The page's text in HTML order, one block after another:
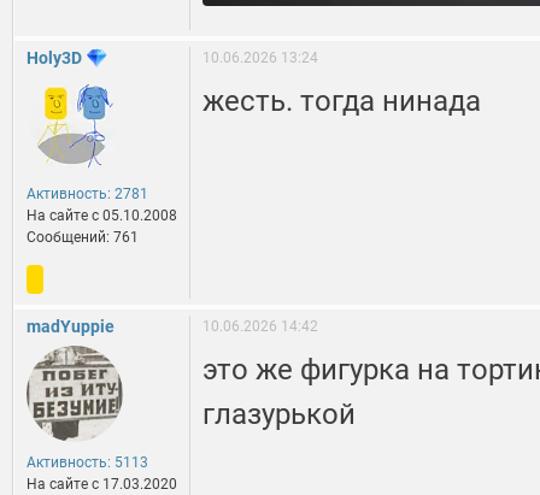
Holy3D
Активность: 2781
На сайте c 05.10.2008
Сообщений: 761
10.06.2026 13:24
жесть. тогда нинада
madYuppie
Активность: 5113
На сайте c 17.03.2020
10.06.2026 14:42
это же фигурка на
глазурькой